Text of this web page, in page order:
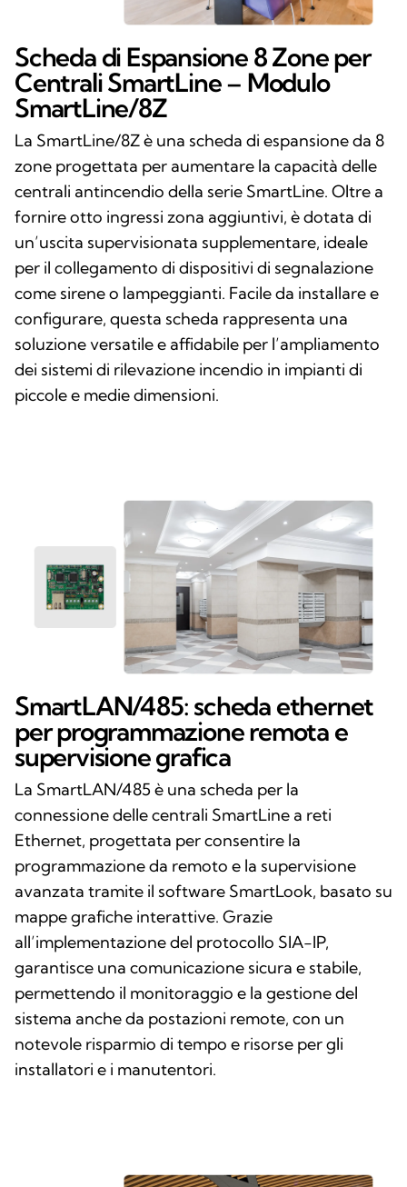
Scheda di Espansione 8 Zone per
Centrali SmartLine – Modulo
SmartLine/8Z
La SmartLine/8Z è una scheda di espansione da 8
zone progettata per aumentare la capacità delle
centrali antincendio della serie SmartLine. Oltre a
fornire otto ingressi zona aggiuntivi, è dotata di
un’uscita supervisionata supplementare, ideale
per il collegamento di dispositivi di segnalazione
come sirene o lampeggianti. Facile da installare e
configurare, questa scheda rappresenta una
soluzione versatile e affidabile per l’ampliamento
dei sistemi di rilevazione incendio in impianti di
piccole e medie dimensioni.
SmartLAN/485: scheda ethernet
per programmazione remota e
supervisione grafica
La SmartLAN/485 è una scheda per la
connessione delle centrali SmartLine a reti
Ethernet, progettata per consentire la
programmazione da remoto e la supervisione
avanzata tramite il software SmartLook, basato su
mappe grafiche interattive. Grazie
all’implementazione del protocollo SIA-IP,
garantisce una comunicazione sicura e stabile,
permettendo il monitoraggio e la gestione del
sistema anche da postazioni remote, con un
notevole risparmio di tempo e risorse per gli
installatori e i manutentori.